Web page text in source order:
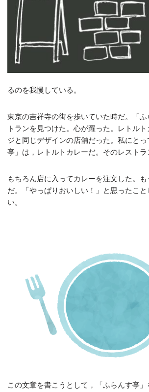
るのを我慢している。
東京の吉祥寺の街を歩いていた時だ。「ふ
トランを見つけた。心が躍った。レトル
ジと同じデザインの店舗だった。私にと
亭」は，レトルトカレーだ。そのレストラ
もちろん店に入ってカレーを注文した。
だ。「やっぱりおいしい！」と思ったこ
い。
この文章を書こうとして，「ふらんす亭